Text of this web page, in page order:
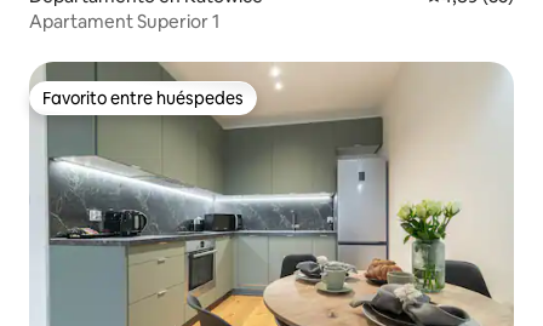
Apartament Superior 1
Favorito entre huéspedes
Favorito entre huéspedes